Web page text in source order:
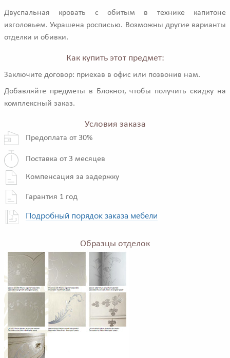
Двуспальная кровать с обитым в технике капитоне
изголовьем. Украшена росписью. Возможны другие варианты
отделки и обивки.
Как купить этот предмет:
Заключите договор: приехав в офис или позвонив нам.
Добавляйте предметы в Блокнот, чтобы получить скидку на
комплексный заказ.
Условия заказа
Предоплата от 30%
Поставка от 3 месяцев
Компенсация за задержку
Гарантия 1 год
Подробный порядок заказа мебели
Образцы отделок